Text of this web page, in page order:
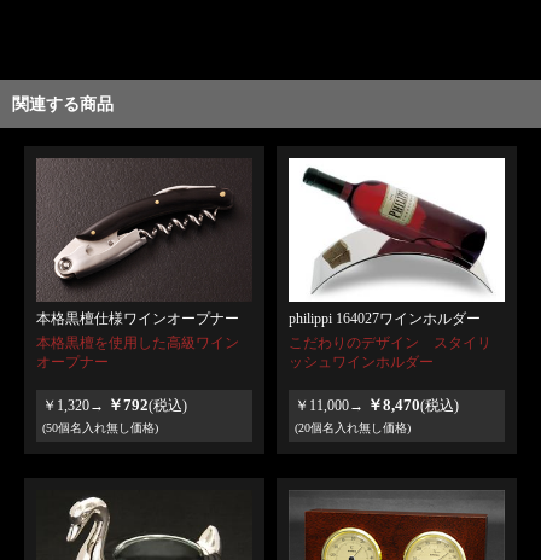
関連する商品
本格黒檀仕様ワインオープナー
本格黒檀を使用した高級ワイン
オープナー
￥1,320→ ￥792(税込)
(50個名入れ無し価格)
philippi 164027ワインホルダー
こだわりのデザイン スタイリ
ッシュワインホルダー
￥11,000→ ￥8,470(税込)
(20個名入れ無し価格)